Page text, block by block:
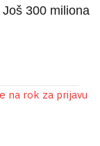
300 miliona